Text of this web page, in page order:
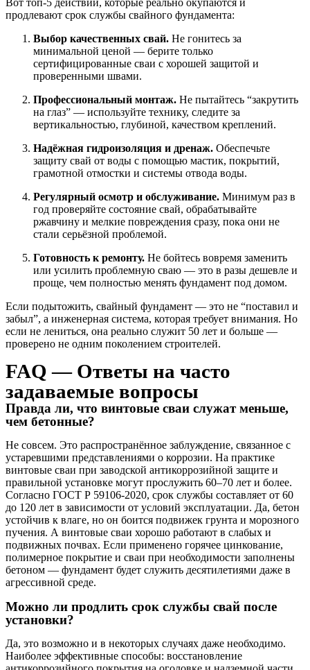
Вот топ-5 действий, которые реально окупаются и
продлевают срок службы свайного фундамента:
Выбор качественных свай. Не гонитесь за
минимальной ценой — берите только
сертифицированные сваи с хорошей защитой и
проверенными швами.
Профессиональный монтаж. Не пытайтесь “закрутить
на глаз” — используйте технику, следите за
вертикальностью, глубиной, качеством креплений.
Надёжная гидроизоляция и дренаж. Обеспечьте
защиту свай от воды с помощью мастик, покрытий,
грамотной отмостки и системы отвода воды.
Регулярный осмотр и обслуживание. Минимум раз в
год проверяйте состояние свай, обрабатывайте
ржавчину и мелкие повреждения сразу, пока они не
стали серьёзной проблемой.
Готовность к ремонту. Не бойтесь вовремя заменить
или усилить проблемную сваю — это в разы дешевле и
проще, чем полностью менять фундамент под домом.
Если подытожить, свайный фундамент — это не “поставил и
забыл”, а инженерная система, которая требует внимания. Но
если не лениться, она реально служит 50 лет и больше —
проверено не одним поколением строителей.
FAQ — Ответы на часто
задаваемые вопросы
Правда ли, что винтовые сваи служат меньше,
чем бетонные?
Не совсем. Это распространённое заблуждение, связанное с
устаревшими представлениями о коррозии. На практике
винтовые сваи при заводской антикоррозийной защите и
правильной установке могут прослужить 60–70 лет и более.
Согласно ГОСТ Р 59106-2020, срок службы составляет от 60
до 120 лет в зависимости от условий эксплуатации. Да, бетон
устойчив к влаге, но он боится подвижек грунта и морозного
пучения. А винтовые сваи хорошо работают в слабых и
подвижных почвах. Если применено горячее цинкование,
полимерное покрытие и сваи при необходимости заполнены
бетоном — фундамент будет служить десятилетиями даже в
агрессивной среде.
Можно ли продлить срок службы свай после
установки?
Да, это возможно и в некоторых случаях даже необходимо.
Наиболее эффективные способы: восстановление